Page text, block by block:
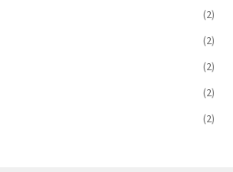
(2)
(2)
(2)
(2)
(2)